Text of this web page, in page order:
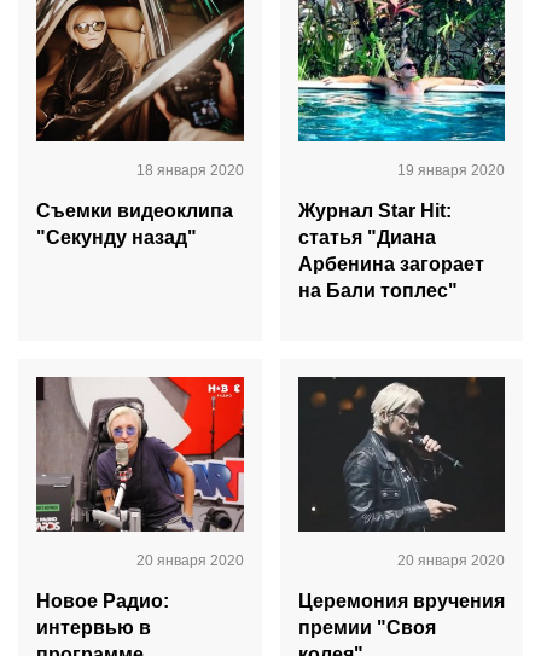
18 января 2020
Съемки видеоклипа
"Секунду назад"
19 января 2020
Журнал Star Hit:
статья "Диана
Арбенина загорает
на Бали топлес"
20 января 2020
Новое Радио:
интервью в
20 января 2020
Церемония вручения
премии "Своя